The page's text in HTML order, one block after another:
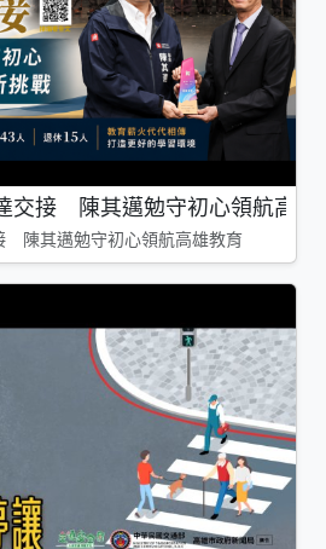
交接 陳其邁勉守初心領航高雄
陳其邁勉守初心領航高雄教育